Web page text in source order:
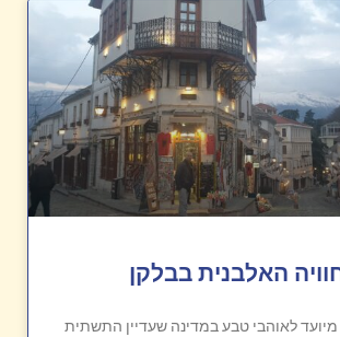
האלבנית בבלקן
מיועד לאוהבי טבע במדינה שעדיין התשתית